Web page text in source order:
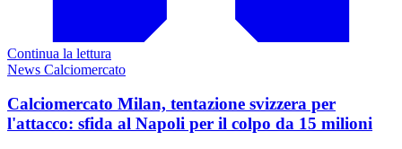
Continua la lettura
News Calciomercato
Calciomercato Milan, tentazione svizzera per
l'attacco: sfida al Napoli per il colpo da 15 milioni